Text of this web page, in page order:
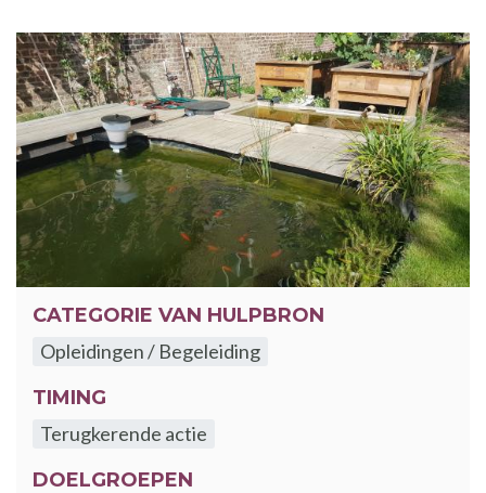
CATEGORIE VAN HULPBRON
Opleidingen / Begeleiding
TIMING
Terugkerende actie
DOELGROEPEN